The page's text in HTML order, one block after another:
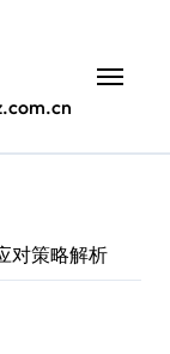
对策略解析